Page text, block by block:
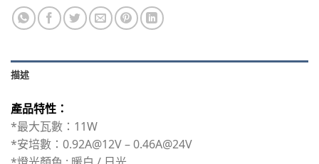
描述
產品特性：
*最大瓦數：11W
*安培數：0.92A@12V – 0.46A@24V